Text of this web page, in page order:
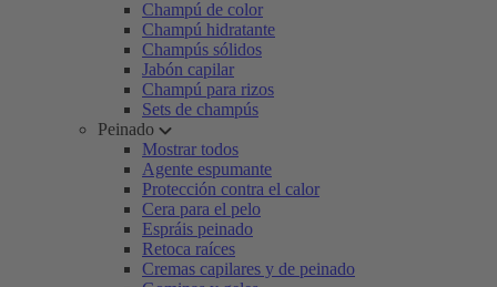
Champú de color
Champú hidratante
Champús sólidos
Jabón capilar
Champú para rizos
Sets de champús
Peinado
Mostrar todos
Agente espumante
Protección contra el calor
Cera para el pelo
Espráis peinado
Retoca raíces
Cremas capilares y de peinado